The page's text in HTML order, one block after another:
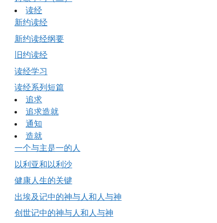
读经
新约读经
新约读经纲要
旧约读经
读经学习
读经系列短篇
追求
追求造就
通知
造就
一个与主是一的人
以利亚和以利沙
健康人生的关键
出埃及记中的神与人和人与神
创世记中的神与人和人与神